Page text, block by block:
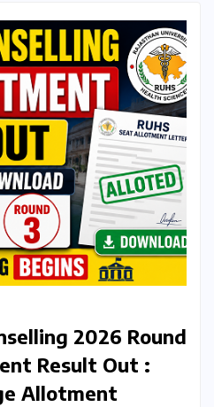
2026 Round
Result Out :
Allotment